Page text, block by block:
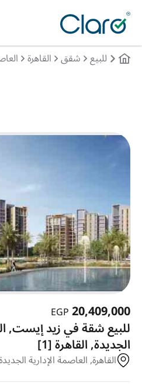
للبيع شقق القاهرة
20,409,000
EGP
للبيع شقة في زيد إيست,
الجديدة, القاهرة [1]
القاهرة, العاصمة الإدارية